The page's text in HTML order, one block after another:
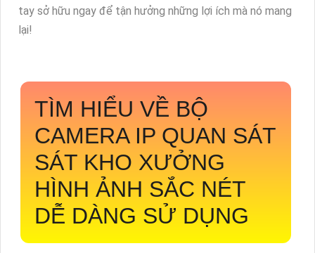
tay sở hữu ngay để tận hưởng những lợi ích mà nó mang
lại!
TÌM HIỂU VỀ BỘ
CAMERA IP QUAN SÁT
SÁT KHO XƯỞNG
HÌNH ẢNH SẮC NÉT
DỄ DÀNG SỬ DỤNG